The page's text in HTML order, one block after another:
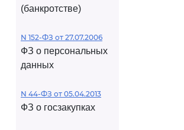
(банкротстве)
N 152-ФЗ от 27.07.2006
ФЗ о персональных
данных
N 44-ФЗ от 05.04.2013
ФЗ о госзакупках